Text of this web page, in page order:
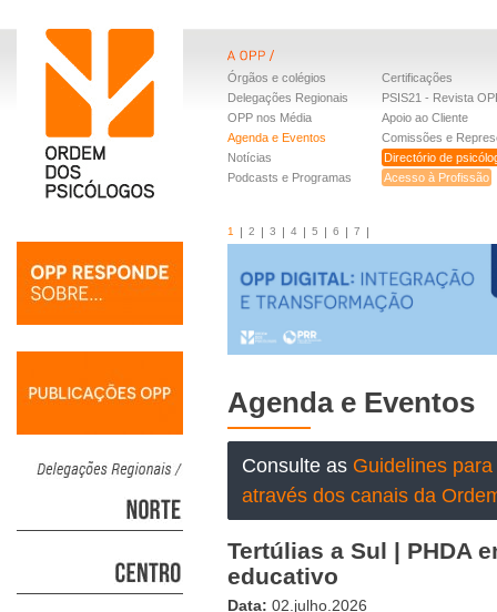
Órgãos e colégios
Delegações Regionais
OPP nos Média
Agenda e Eventos
Notícias
Podcasts e Programas
Certificações
PSIS21 - Revista
Apoio ao Cliente
Comissões e
Directório de
Acesso à Profissão
1 2 3 4 5 6 7
Agenda e Eventos
Consulte as Guidelines
através dos canais da
Tertúlias a Sul | PHDA
educativo
Data: 02.julho.2026